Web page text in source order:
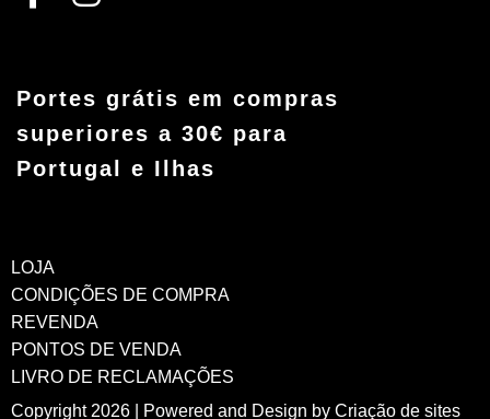
Portes grátis em compras
superiores a 30€ para
Portugal e Ilhas
LOJA
CONDIÇÕES DE COMPRA
REVENDA
PONTOS DE VENDA
LIVRO DE RECLAMAÇÕES
Copyright 2026 | Powered and Design by Criação de sites